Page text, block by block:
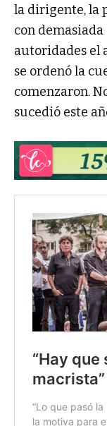
la dirigente, la
con demasiada
autoridades el
se ordenó la
comenzaron.
sucedió este